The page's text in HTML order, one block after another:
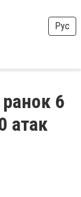
Рус
6
атак